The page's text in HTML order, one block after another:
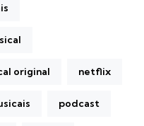
original netflix
podcast